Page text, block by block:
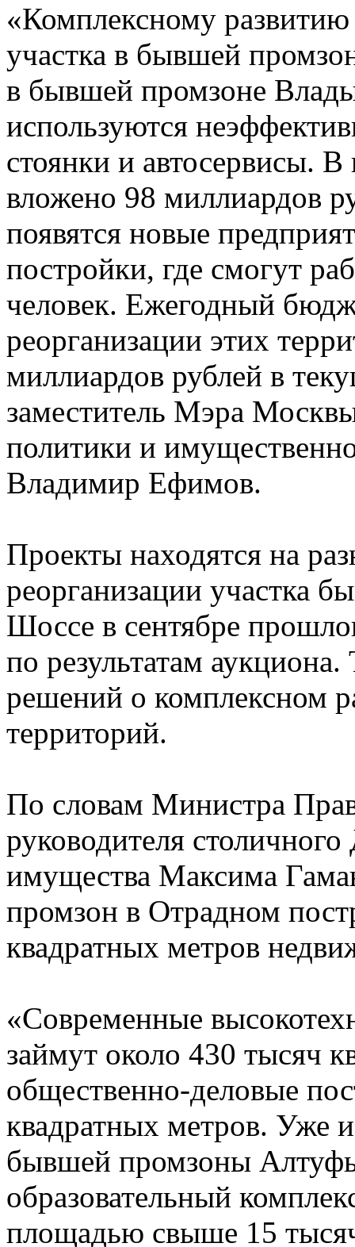
«Комплексному
участка в бывшей
в бывшей промзоне
используются
стоянки и автосервисы. В
вложено 98 миллиардов
появятся новые
постройки, где смогут
человек. Ежегодный
реорганизации этих
миллиардов рублей в
заместитель Мэра
политики и
Владимир Ефимов.
Проекты находятся на
реорганизации участка
Шоссе в сентябре
по результатам
решений о комплексном
территорий.
По словам Министра
руководителя
имущества Максима
промзон в Отрадном
квадратных метров
«Современные
займут около 430 тысяч
общественно-деловые
квадратных метров. Уже
бывшей промзоны
образовательный
площадью свыше 15